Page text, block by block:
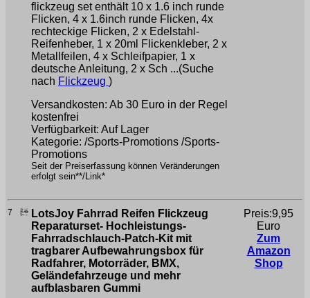
flickzeug set enthält 10 x 1.6 inch runde
Flicken, 4 x 1.6inch runde Flicken, 4x
rechteckige Flicken, 2 x Edelstahl-
Reifenheber, 1 x 20ml Flickenkleber, 2 x
Metallfeilen, 4 x Schleifpapier, 1 x
deutsche Anleitung, 2 x Sch ...(Suche
nach Flickzeug )
Versandkosten: Ab 30 Euro in der Regel
kostenfrei
Verfügbarkeit: Auf Lager
Kategorie: /Sports-Promotions /Sports-
Promotions
Seit der Preiserfassung können Veränderungen
erfolgt sein**/Link*
7
LotsJoy Fahrrad Reifen Flickzeug
Reparaturset- Hochleistungs-
Fahrradschlauch-Patch-Kit mit
tragbarer Aufbewahrungsbox für
Radfahrer, Motorräder, BMX,
Geländefahrzeuge und mehr
aufblasbaren Gummi
Preis:9,95
Euro
Zum
Amazon
Shop